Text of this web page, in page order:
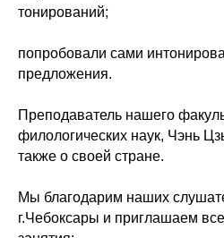
тонирований;
попробовали сами
предложения.
Преподаватель нашего
филологических наук, Чэнь
также о своей стране.
Мы благодарим наших
г.Чебоксары и приглашаем